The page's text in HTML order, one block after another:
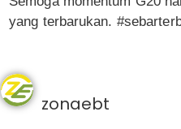
yang terbarukan.
zonaebt